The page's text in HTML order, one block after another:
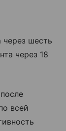
через шесть
через 18
всей